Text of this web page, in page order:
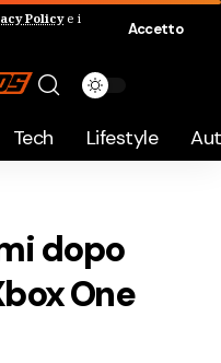
Policye i
Accetto
Tech Lifestyle
dopo
One